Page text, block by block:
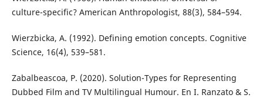
culture-specific? American Anthropologist, 88(3), 584–594.
Wierzbicka, A. (1992). Defining emotion concepts. Cognitive
Science, 16(4), 539–581.
Zabalbeascoa, P. (2020). Solution-Types for Representing
Dubbed Film and TV Multilingual Humour. En I. Ranzato & S.